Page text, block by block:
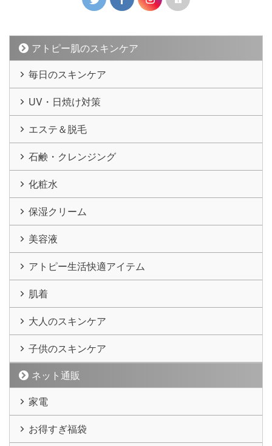
アトピー肌のスキンケア
毎日のスキンケア
UV・日焼け対策
エステ＆脱毛
石鹸・クレンジング
化粧水
保湿クリーム
美容液
アトピー生活快適アイテム
肌着
大人のスキンケア
子供のスキンケア
ネット通販
家電
お得すぎ福袋